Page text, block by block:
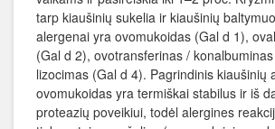
tarp kiaušinių sukelia ir kiaušinių
alergenai yra ovomukoidas (Gal d 1),
(Gal d 2), ovotransferinas /
lizocimas (Gal d 4). Pagrindinis kiaušinių
ovomukoidas yra termiškai stabilus ir iš
proteazių poveikiui, todėl alergines